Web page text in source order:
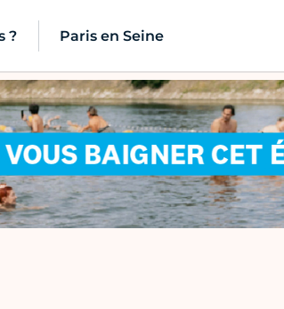
? Paris en Seine